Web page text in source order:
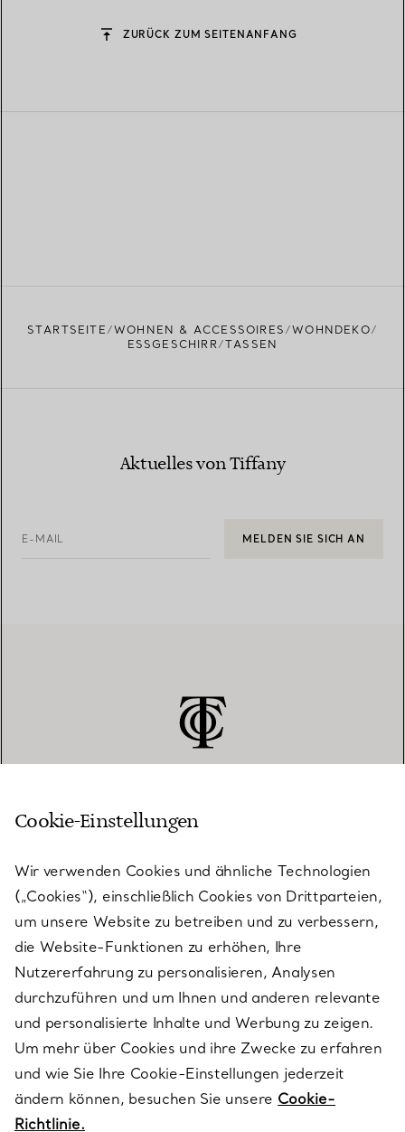
ZURÜCK ZUM SEITENANFANG
STARTSEITE WOHNEN & ACCESSOIRES
WOHNDEKO
ESSGESCHIRR
TASSEN
Aktuelles von Tiffany
E-MAIL MELDEN SIE SICH AN
KUNDENSERVICE
SERVICES
ÜBER TIFFANY & CO.
RECHTLICHE HINWEISE
FOLGEN SIE UNS
Cookie-Einstellungen
Wir verwenden Cookies und ähnliche Technologien
(„Cookies“), einschließlich Cookies von Drittparteien,
um unsere Website zu betreiben und zu verbessern,
die Website-Funktionen zu erhöhen, Ihre
Nutzererfahrung zu personalisieren, Analysen
durchzuführen und um Ihnen und anderen relevante
und personalisierte Inhalte und Werbung zu zeigen.
Um mehr über Cookies und ihre Zwecke zu erfahren
und wie Sie Ihre Cookie-Einstellungen jederzeit
ändern können, besuchen Sie unsere Cookie-
Richtlinie.